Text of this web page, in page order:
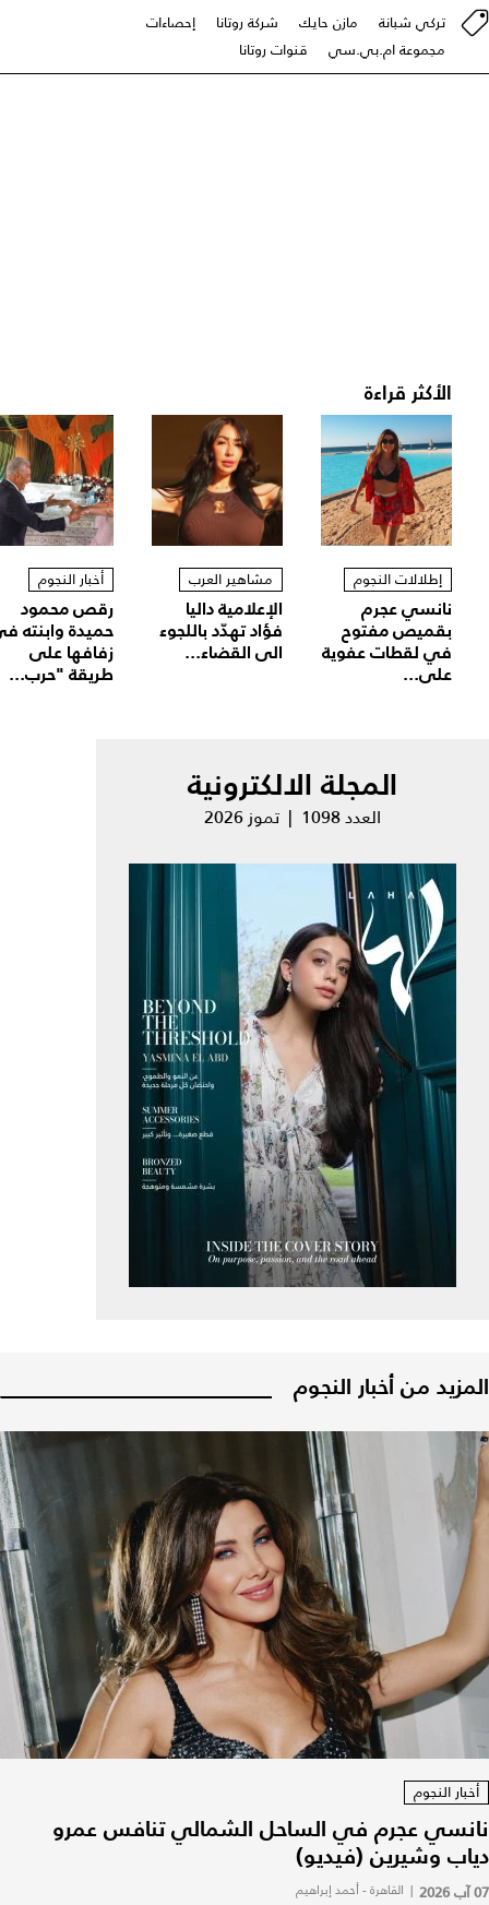
تركي شبانة مازن حايك شركة روتانا
إحصاءات
مجموعة ام.بي.سي
قنوات روتانا
الأكثر قراءة
إطلالات النجوم
نانسي عجرم
بقميص مفتوح
في لقطات عفوية
على...
مشاهير العرب
الإعلامية داليا
فؤاد تهدّد باللجوء
الى القضاء...
أخبار النجوم
رقص محمود
حميدة وابنته
زفافها على
طريقة "حرب...
المجلة الالكترونية
العدد 1098 | تموز 2026
المزيد من أخبار النجوم
أخبار النجوم
نانسي عجرم في الساحل الشمالي تنافس عمرو
دياب وشيرين (فيديو)
07 آب 2026 | القاهرة - أحمد إبراهيم